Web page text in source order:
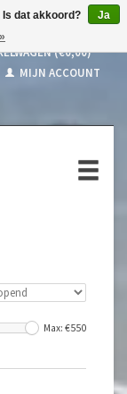
(€0,00)
MIJN ACCOUNT
Max: €550
dat akkoord?
Ja